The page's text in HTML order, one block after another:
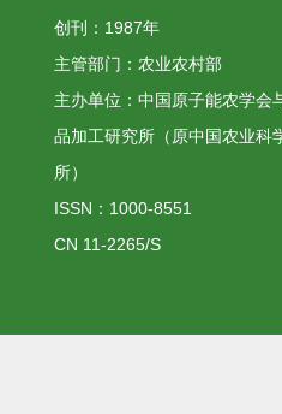
创刊：1987年
主管部门：农业农村部
主办单位：中国原子能农学会
品加工研究所（原中国农业科
所）
ISSN：1000-8551
CN 11-2265/S